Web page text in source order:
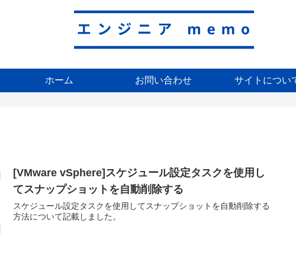
ホーム お問い合わせ サイトについ
[VMware vSphere]スケジュール設定タスクを使用し
てスナップショットを自動削除する
スケジュール設定タスクを使用してスナップショットを自動削除する
方法について記載しました。